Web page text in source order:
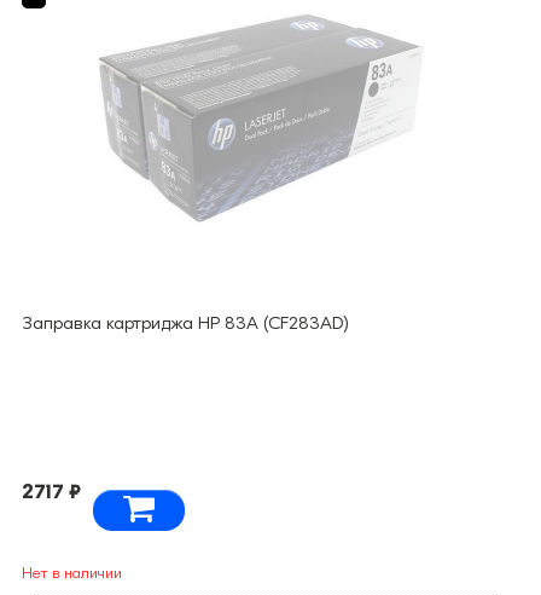
Заправка картриджа HP 83A (CF283AD)
2717 ₽
Нет в наличии